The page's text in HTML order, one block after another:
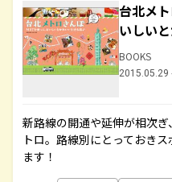
台北メ
いしい
BOOKS
2015.05.29
新路線の開通や延伸が相次
トロ。路線別にとっておき
ます！